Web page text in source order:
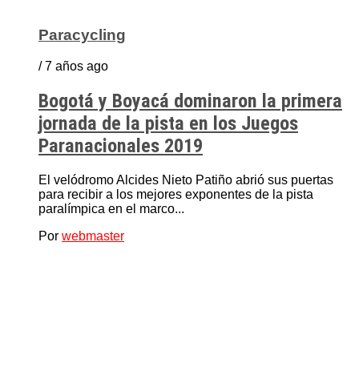
Paracycling
/ 7 años ago
Bogotá y Boyacá dominaron la primera
jornada de la pista en los Juegos
Paranacionales 2019
El velódromo Alcides Nieto Patiño abrió sus puertas
para recibir a los mejores exponentes de la pista
paralímpica en el marco...
Por webmaster